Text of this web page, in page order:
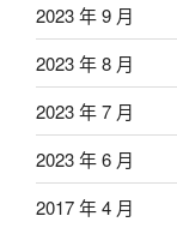
2023 年 9 月
2023 年 8 月
2023 年 7 月
2023 年 6 月
2017 年 4 月